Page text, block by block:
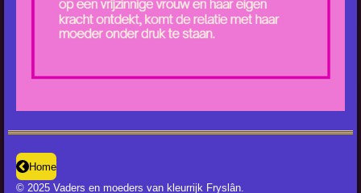
Home
© 2025 Vaders en moeders van kleurrijk Fryslân.